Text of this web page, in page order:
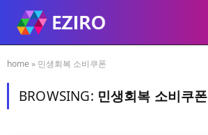
home » 민생회복 소비쿠폰
BROWSING: 민생회복 소비쿠폰